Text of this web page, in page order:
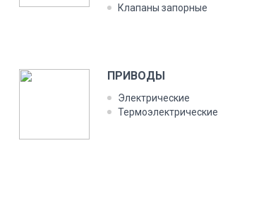
Кла­паны за­пор­ные
ПРИ­ВОДЫ
Элек­три­чес­кие
Тер­мо­элек­три­чес­кие